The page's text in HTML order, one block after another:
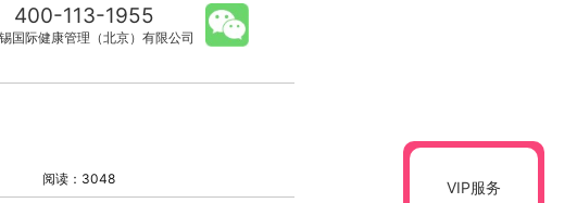
400-113-1955
国际健康管理（北京）有限公司
阅读：3048 VIP服务